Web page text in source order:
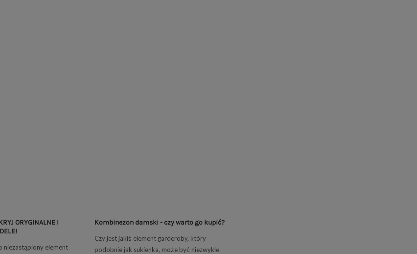
ORYGINALNE I
niezastąpiony element
Kombinezon damski - czy warto go kupić?
Czy jest jakiś element garderoby, który
podobnie jak sukienka, może być niezwykle